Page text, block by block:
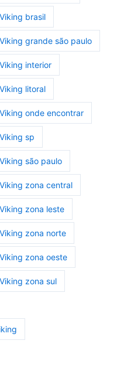
brasil
grande são paulo
interior
litoral
onde encontrar
sp
são paulo
zona central
zona leste
zona norte
zona oeste
zona sul